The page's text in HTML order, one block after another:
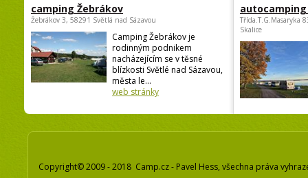
camping Žebrákov
Žebrákov 3, 58291 Světlá nad Sázavou
Camping Žebrákov je
rodinným podnikem
nacházejícím se v těsné
blízkosti Světlé nad Sázavou,
města le...
web stránky
autocamping
Třída.T.G.Masaryka
Skalice
Copyright© 2009 - 2018 Camp.cz - Pavel Hess, všechna práva